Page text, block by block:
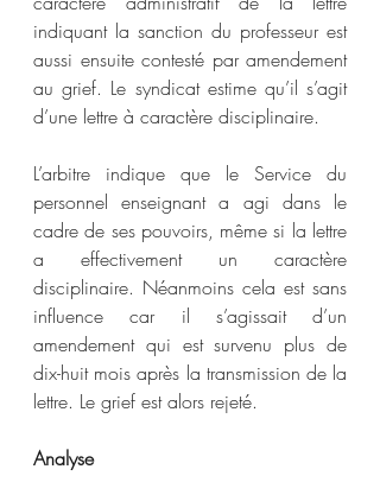
indiquant la sanction du professeur est
aussi ensuite contesté par amendement
au grief. Le syndicat estime qu’il s’agit
d’une lettre à caractère disciplinaire.
L’arbitre indique que le Service du
personnel enseignant a agi dans le
cadre de ses pouvoirs, même si la lettre
a effectivement un caractère
disciplinaire. Néanmoins cela est sans
influence car il s’agissait d’un
amendement qui est survenu plus de
dix-huit mois après la transmission de la
lettre. Le grief est alors rejeté.
Analyse